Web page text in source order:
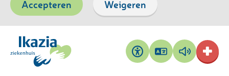
Accepteren Weigeren
Toegankelijkheid
Pagina
vertalen
Pagina
voorlezen